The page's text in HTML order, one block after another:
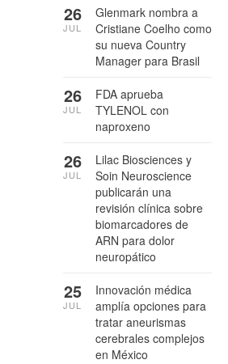
Glenmark nombra a
Cristiane Coelho como
su nueva Country
Manager para Brasil
26
JUL
FDA aprueba
TYLENOL con
naproxeno
26
JUL
Lilac Biosciences y
Soin Neuroscience
publicarán una
revisión clínica sobre
biomarcadores de
ARN para dolor
neuropático
26
JUL
Innovación médica
amplía opciones para
tratar aneurismas
cerebrales complejos
en México
25
JUL